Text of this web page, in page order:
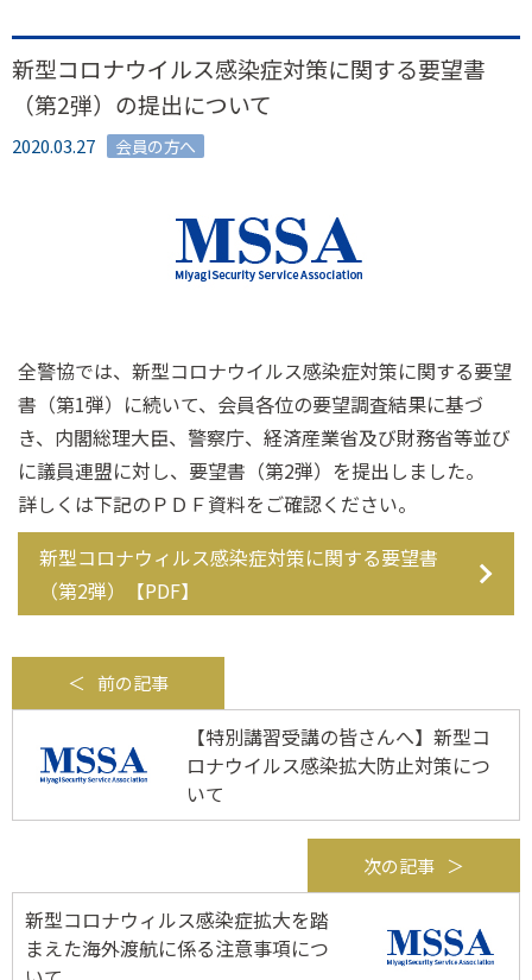
新型コロナウイルス感染症対策に関する要望書
（第2弾）の提出について
2020.03.27 会員の方へ
全警協では、新型コロナウイルス感染症対策に関する要望
書（第1弾）に続いて、会員各位の要望調査結果に基づ
き、内閣総理大臣、警察庁、経済産業省及び財務省等並び
に議員連盟に対し、要望書（第2弾）を提出しました。
詳しくは下記のＰＤＦ資料をご確認ください。
新型コロナウィルス感染症対策に関する要望書
（第2弾）【PDF】
前の記事
【特別講習受講の皆さんへ】新型コ
ロナウイルス感染拡大防止対策につ
いて
次の記事
新型コロナウィルス感染症拡大を踏
まえた海外渡航に係る注意事項につ